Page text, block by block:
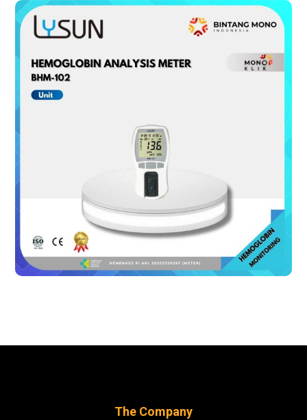
The Company